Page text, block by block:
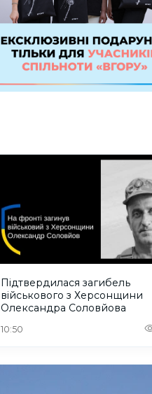
Підтвердилася загибель
військового з Херсонщини
Олександра Соловйова
10:50